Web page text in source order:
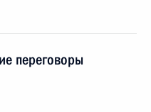
переговоры